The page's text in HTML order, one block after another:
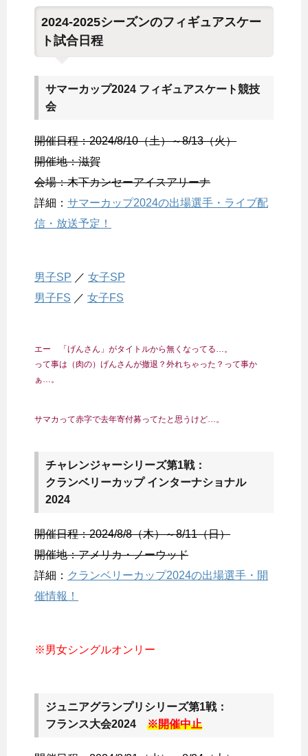
2024-2025シーズンのフィギュアスケー
ト試合日程
サマーカップ2024 フィギュアスケート競技
会
開催日程：2024/8/10（土）～8/13（火）
開催地：滋賀
会場：木下カンセーアイスアリーナ
詳細： サマーカップ2024の出場選手・ライブ配
信・放送予定！
男子SP ／ 女子SP
男子FS ／ 女子FS
エー 「げんさん」がタイトルから無くなってる…。
って事は（肉の）げんさんが撤退？外れちゃった？って事か
ぁ…。
サマカって赤字で去年寄付募ってたと思うけど…。
チャレンジャーシリーズ第1戦：
クランベリーカップ インターナショナル
2024
開催日程：2024/8/8（木）～8/11（日）
開催地：アメリカ・ノーウッド
詳細： クランベリーカップ2024の出場選手・開
催情報！
※男女シングルオンリー
ジュニアグランプリシリーズ第1戦：
フランス大会2024 ※開催中止